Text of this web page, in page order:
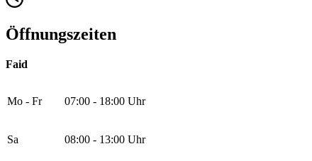
Öffnungszeiten
Faid
Mo - Fr 07:00 - 18:00 Uhr
Sa 08:00 - 13:00 Uhr